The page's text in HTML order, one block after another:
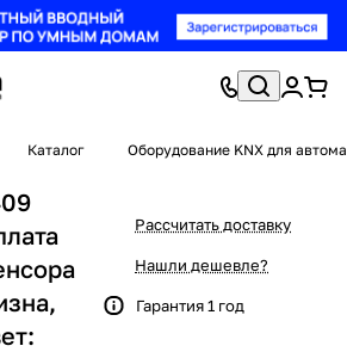
Каталог Оборудование KNX для
Рассчитать доставку
Нашли дешевле?
Гарантия 1 год